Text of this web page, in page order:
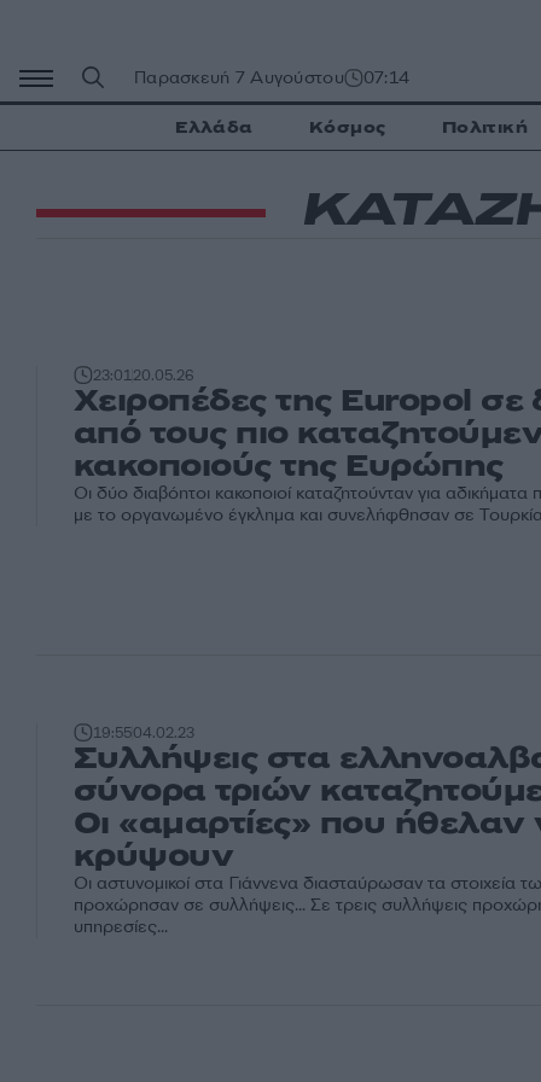
περιεχόμενο
Παρασκευή 7 Αυγούστου 07:14
Ελλάδα Κόσμος Πολιτική
23:0120.05.26
Χειροπέδες της Europol σε
από τους πιο
κακοποιούς της Ευρώπης
Οι δύο διαβόητοι κακοποιοί καταζητούνταν για αδικήματα
με το οργανωμένο έγκλημα και συνελήφθησαν σε Τουρκία
19:5504.02.23
Συλλήψεις στα
σύνορα τριών
Οι «αμαρτίες» που ήθελαν
κρύψουν
Οι αστυνομικοί στα Γιάννενα διασταύρωσαν τα στοιχεία
προχώρησαν σε συλλήψεις... Σε τρεις συλλήψεις
υπηρεσίες...